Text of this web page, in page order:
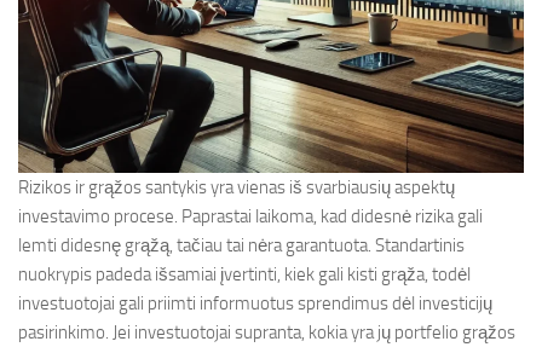
Rizikos ir grąžos santykis yra vienas iš svarbiausių aspektų
investavimo procese. Paprastai laikoma, kad didesnė rizika gali
lemti didesnę grąžą, tačiau tai nėra garantuota. Standartinis
nuokrypis padeda išsamiai įvertinti, kiek gali kisti grąža, todėl
investuotojai gali priimti informuotus sprendimus dėl investicijų
pasirinkimo. Jei investuotojai supranta, kokia yra jų portfelio grąžos